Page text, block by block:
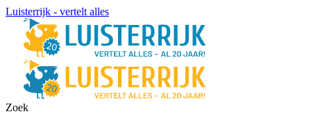
Luisterrijk - vertelt alles
Zoek